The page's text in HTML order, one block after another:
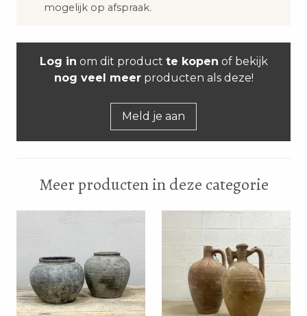
mogelijk op afspraak.
Log in om dit product te kopen of bekijk
nog veel meerproducten als deze!
Meld je aan
Meer producten in deze categorie